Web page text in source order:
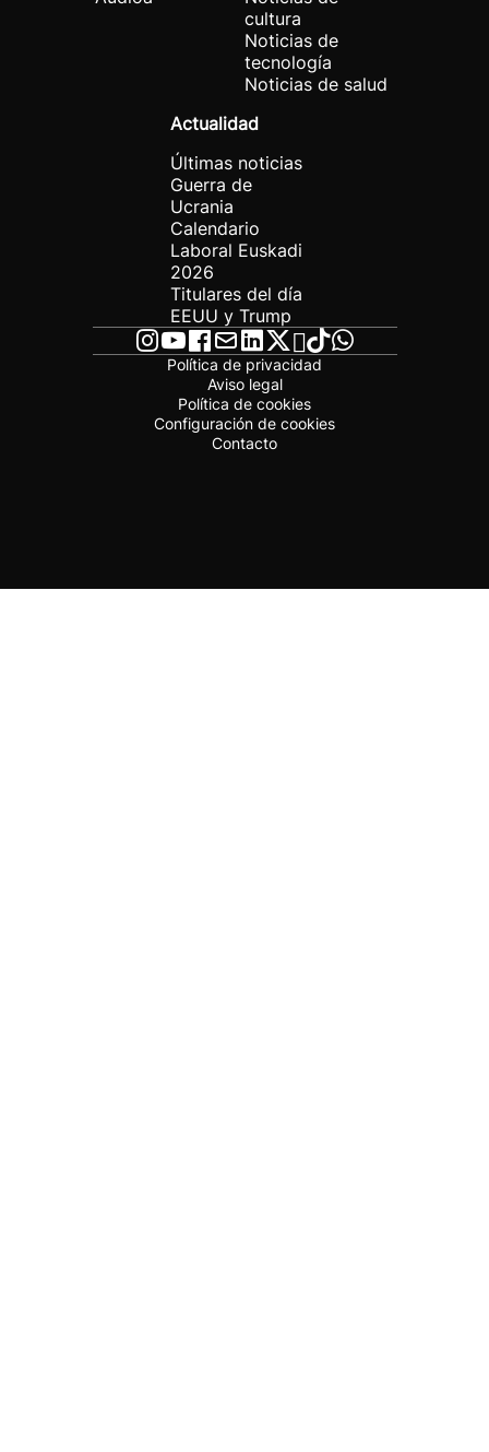
cultura
Noticias de
tecnología
Noticias de salud
Actualidad
Últimas noticias
Guerra de
Ucrania
Calendario
Laboral Euskadi
2026
Titulares del día
EEUU y Trump
Política de privacidad
Aviso legal
Política de cookies
Configuración de cookies
Contacto